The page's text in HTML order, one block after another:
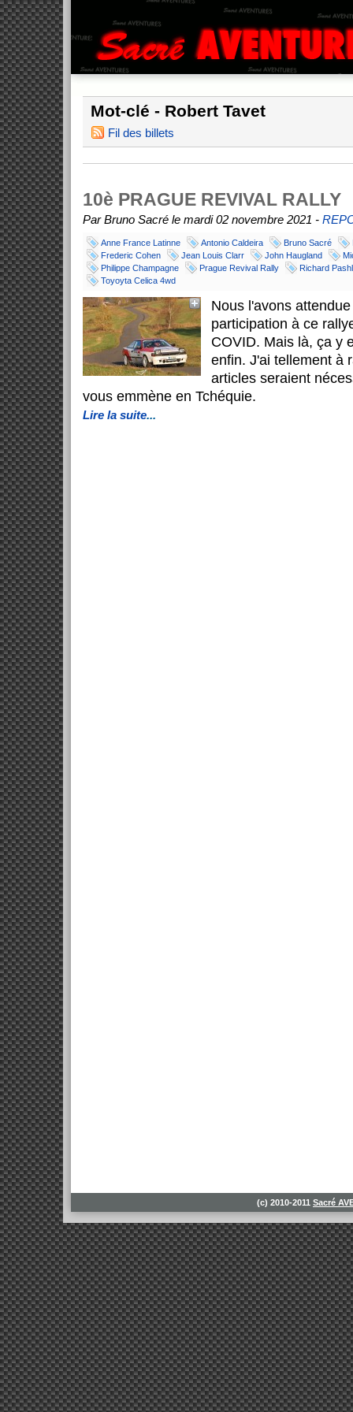
Mot-clé - Robert Tavet
Fil des billets
10è PRAGUE REVIVAL RALLY
Par Bruno Sacré le mardi 02 novembre 2021 -
Anne France Latinne Antonio Caldeira Bruno Sacré
Frederic Cohen
Jean Louis Clarr John Haugland
Philippe Champagne
Prague Revival Rally
Richard
Toyoyta Celica 4wd
Nous l'avons
participation à ce
COVID. Mais là, ça y
enfin. J'ai tellement à
articles seraient
vous emmène en Tchéquie.
Lire la suite...
(c) 2010-2011 Sacré